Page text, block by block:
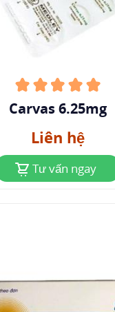
và trong những
vì thuốc chẹn
phản ứng phản
trọng: Rất
trọng,
độc (TEN) và hội
(SJS) đã được
nhân có tiền
liệu pháp beta-
Carvas 6.25mg
Liên hệ
Tư vấn ngay